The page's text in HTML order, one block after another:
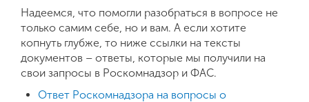
Надеемся, что помогли разобраться в вопросе не
только самим себе, но и вам. А если хотите
копнуть глубже, то ниже ссылки на тексты
документов – ответы, которые мы получили на
свои запросы в Роскомнадзор и ФАС.
Ответ Роскомнадзора на вопросы о